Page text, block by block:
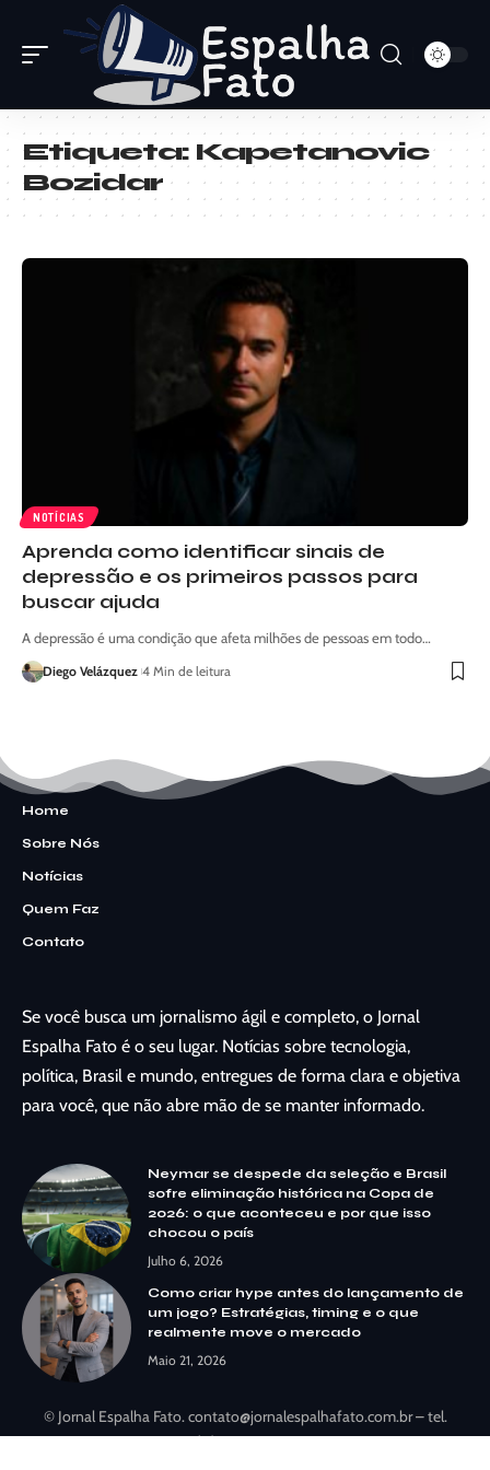
Etiqueta: Kapetanovic
Bozidar
NOTÍCIAS
Aprenda como identificar sinais de
depressão e os primeiros passos para
buscar ajuda
A depressão é uma condição que afeta milhões de pessoas em todo…
Diego Velázquez 4 Min de leitura
Home
Sobre Nós
Notícias
Quem Faz
Contato
Se você busca um jornalismo ágil e completo, o Jornal
Espalha Fato é o seu lugar. Notícias sobre tecnologia,
política, Brasil e mundo, entregues de forma clara e objetiva
para você, que não abre mão de se manter informado.
Neymar se despede da seleção e Brasil
sofre eliminação histórica na Copa de
2026: o que aconteceu e por que isso
chocou o país
Julho 6, 2026
Como criar hype antes do lançamento de
um jogo? Estratégias, timing e o que
realmente move o mercado
Maio 21, 2026
© Jornal Espalha Fato.contato@jornalespalhafato.com.br– tel.
(11)91754-6532